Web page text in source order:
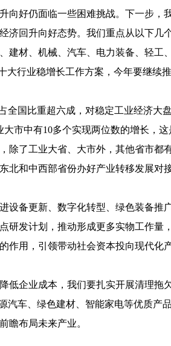
向好仍面临一些困难挑战。下一步，
回升向好态势。我们重点从以下几
建材、机械、汽车、电力装备、轻工
大行业稳增长工作方案，今年要继续
全国比重超六成，对稳定工业经济大
市中有10多个实现两位数的增长，这
除了工业大省、大市外，其他省市都
北和中西部省份办好产业转移发展对
设备更新、数字化转型、绿色装备推
研发计划，推动形成更多实物工作量
作用，引领带动社会资本投向现代化
低企业成本，我们要扎实开展清理拖
汽车、绿色建材、智能家电等优质产
瞻布局未来产业。